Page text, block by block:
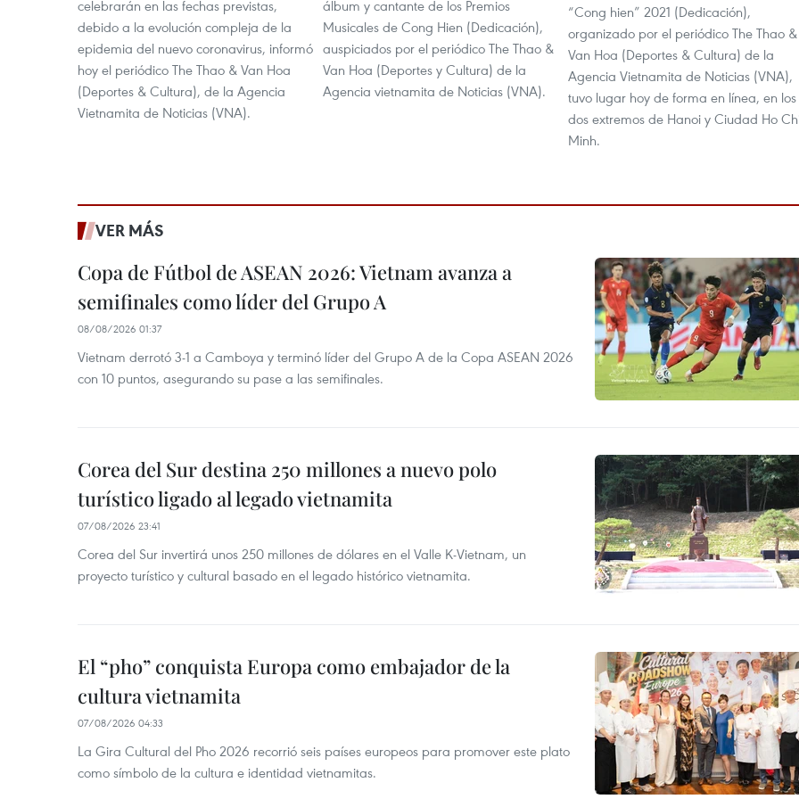
celebrarán en las fechas previstas,
debido a la evolución compleja de la
epidemia del nuevo coronavirus, informó
hoy el periódico The Thao & Van Hoa
(Deportes & Cultura), de la Agencia
Vietnamita de Noticias (VNA).
álbum y cantante de los Premios
Musicales de Cong Hien (Dedicación),
auspiciados por el periódico The Thao &
Van Hoa (Deportes y Cultura) de la
Agencia vietnamita de Noticias (VNA).
“Cong hien” 2021 (Dedicación),
organizado por el periódico The Thao &
Van Hoa (Deportes & Cultura) de la
Agencia Vietnamita de Noticias (VNA),
tuvo lugar hoy de forma en línea, en los
dos extremos de Hanoi y Ciudad Ho
Minh.
VER MÁS
Copa de Fútbol de ASEAN 2026: Vietnam avanza a
semifinales como líder del Grupo A
08/08/2026 01:37
Vietnam derrotó 3-1 a Camboya y terminó líder del Grupo A de la Copa ASEAN 2026
con 10 puntos, asegurando su pase a las semifinales.
Corea del Sur destina 250 millones a nuevo polo
turístico ligado al legado vietnamita
07/08/2026 23:41
Corea del Sur invertirá unos 250 millones de dólares en el Valle K-Vietnam, un
proyecto turístico y cultural basado en el legado histórico vietnamita.
El “pho” conquista Europa como embajador de la
cultura vietnamita
07/08/2026 04:33
La Gira Cultural del Pho 2026 recorrió seis países europeos para promover este plato
como símbolo de la cultura e identidad vietnamitas.